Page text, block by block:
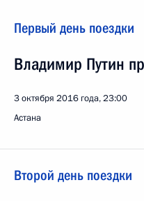
Первый день поездки
Владимир Путин
3 октября 2016 года, 23:00
Астана
Второй день поездки